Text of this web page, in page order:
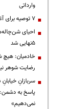
وارداتی
۷ توصیه برای آغاز نویسندگی
احیای
۵نهایی شد
خادمیان: هیچ
رضایت شوهر
سربازانِ
پاسخ به دشمن:
نمی‌دهیم»